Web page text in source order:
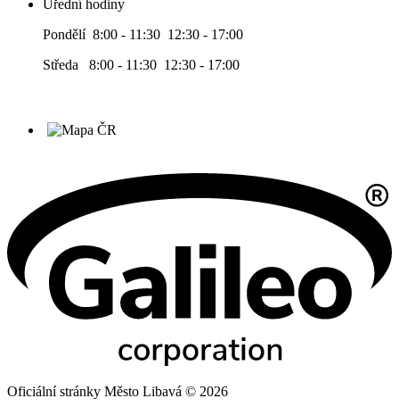
Úřední hodiny
Pondělí 8:00 - 11:30 12:30 - 17:00
Středa 8:00 - 11:30 12:30 - 17:00
Oficiální stránky Město Libavá © 2026